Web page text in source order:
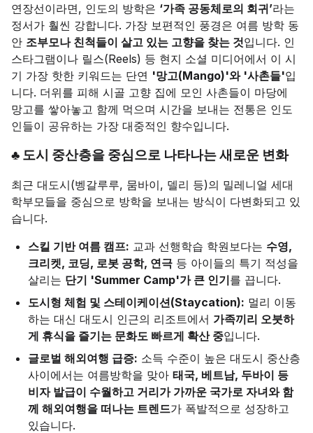
연장선이라면, 인도의 방학은 ‘가족 공동체로의 회귀’라는
정서가 훨씬 강합니다. 가장 보편적인 풍경은 여름 방학 동
안 조부모나 친척들이 살고 있는 고향을 찾는 것입니다. 인
스타그램이나 릴스(Reels) 등 현지 소셜 미디어에서 이 시
기 가장 핫한 키워드는 단연 '망고(Mango)'와 '사촌들'입
니다. 더위를 피해 시골 고향 집에 모인 사촌들이 마당에
망고를 쌓아놓고 함께 먹으며 시간을 보내는 전통은 인도
인들이 공유하는 가장 대중적인 향수입니다.
♣ 도시 중산층을 중심으로 나타나는 새로운 변화
최근 대도시(벵갈루루, 뭄바이, 델리 등)의 밀레니얼 세대
학부모들을 중심으로 방학을 보내는 방식이 다변화되고 있
습니다.
스킬 기반 여름 캠프: 교과 선행학습 학원보다는 수영,
크리켓, 코딩, 로봇 공학, 연극 등 아이들의 특기 적성을
살리는 단기 'Summer Camp'가 큰 인기를 끕니다.
도시형 체험 및 스테이케이션(Staycation): 멀리 이동
하는 대신 대도시 인근의 리조트에서 가족끼리 오붓하
게 휴식을 즐기는 문화도 빠르게 확산 중입니다.
글로벌 해외여행 급증: 소득 수준이 높은 대도시 중산층
사이에서는 여름방학을 맞아 태국, 베트남, 두바이 등
비자 발급이 수월하고 거리가 가까운 국가로 자녀와 함
께 해외여행을 떠나는 트렌드가 폭발적으로 성장하고
있습니다.